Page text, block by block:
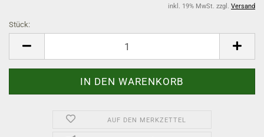
inkl. 19% MwSt. zzgl. Versand
Stück:
AUF DEN MERKZETTEL